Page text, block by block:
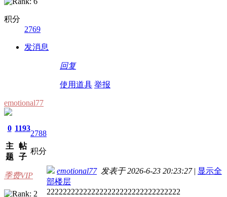
积分
2769
发消息
回复
使用道具 举报
emotional77
0
主
题
1193
帖
子
2788
积分
季费VIP
emotional77发表于 2026-6-23 20:23:27 | 显示全
部楼层
222222222222222222222222222222222